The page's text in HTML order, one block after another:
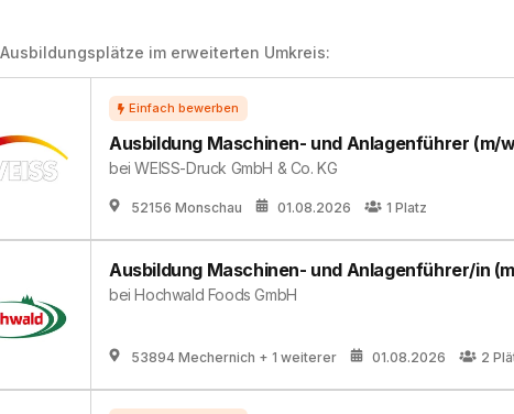
im erweiterten Umkreis:
Ausbildung Maschinen- und Anlagenführer (m/
beiWEISS-Druck GmbH & Co. KG
52156 Monschau 01.08.2026 1 Platz
Ausbildung Maschinen- und Anlagenführer/in
beiHochwald Foods GmbH
53894 Mechernich + 1 weiterer 01.08.2026 2